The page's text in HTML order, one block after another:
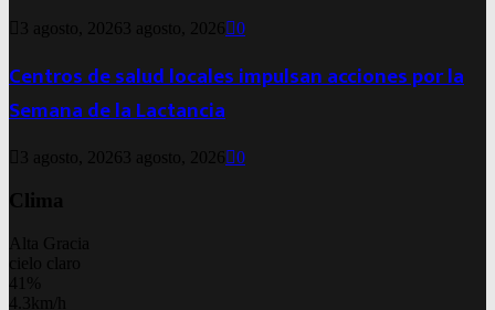
3 agosto, 2026 3 agosto, 2026 0
Centros de salud locales impulsan acciones por la
Semana de la Lactancia
3 agosto, 2026 3 agosto, 2026 0
Clima
Alta Gracia
cielo claro
41%
4.3km/h